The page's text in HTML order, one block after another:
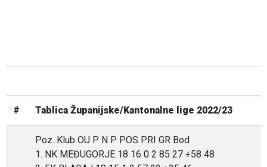
# Tablica Županijske/Kantonalne lige 2022/23
Poz. Klub OU P N P POS PRI GR Bod
1. NK MEĐUGORJE 18 16 0 2 85 27 +58 48